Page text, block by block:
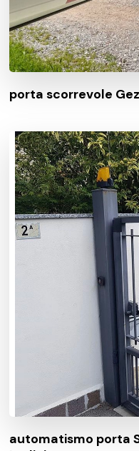
porta scorrevole
automatismo porta